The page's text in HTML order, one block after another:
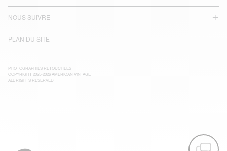
NOUS SUIVRE
PLAN DU SITE
PHOTOGRAPHIES RETOUCHÉES
COPYRIGHT 2025-2026 AMERICAN VINTAGE
ALL RIGHTS RESERVED